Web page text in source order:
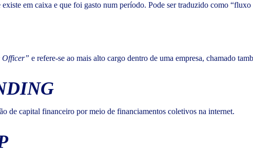
em caixa e que foi gasto num período. Pode ser traduzido como “fluxo
Officer” e refere-se ao mais alto cargo dentro de uma empresa, chamado
de capital financeiro por meio de financiamentos coletivos na internet.